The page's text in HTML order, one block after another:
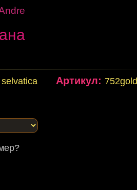
Артикул: 752gold